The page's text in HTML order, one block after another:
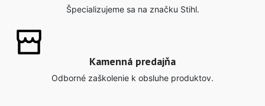
Špecializujeme sa na značku Stihl.
Kamenná predajňa
Odborné zaškolenie k obsluhe produktov.